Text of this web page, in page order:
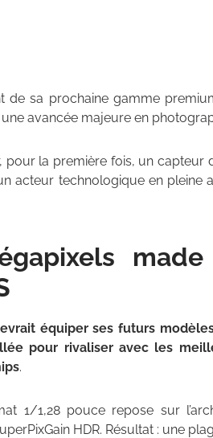
de sa prochaine gamme
avancée majeure en
la première fois, un capteur
acteur technologique en pleine
équiper ses futurs
pour rivaliser avec les
.
1/1,28 pouce repose sur
HDR. Résultat : une